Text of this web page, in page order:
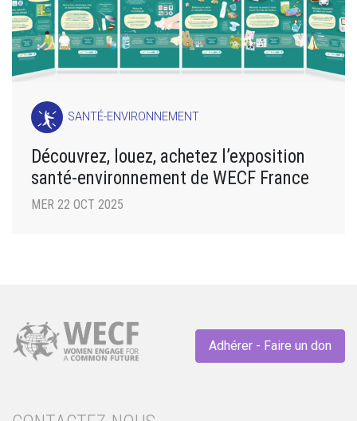
SANTÉ-ENVIRONNEMENT
Découvrez, louez, achetez l’exposition
santé-environnement de WECF France
MER 22 OCT 2025
Adhérer - Faire un don